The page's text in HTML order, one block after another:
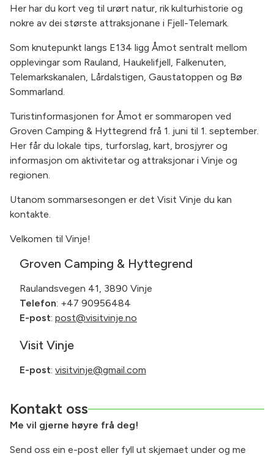
Her har du kort veg til urørt natur, rik kulturhistorie og
nokre av dei største attraksjonane i Fjell-Telemark.
Som knutepunkt langs E134 ligg Åmot sentralt mellom
opplevingar som Rauland, Haukelifjell, Falkenuten,
Telemarkskanalen, Lårdalstigen, Gaustatoppen og Bø
Sommarland.
Turistinformasjonen for Åmot er sommaropen ved
Groven Camping & Hyttegrend frå 1. juni til 1. september.
Her får du lokale tips, turforslag, kart, brosjyrer og
informasjon om aktivitetar og attraksjonar i Vinje og
regionen.
Utanom sommarsesongen er det Visit Vinje du kan
kontakte.
Velkomen til Vinje!
Groven Camping & Hyttegrend
Raulandsvegen 41, 3890 Vinje
Telefon: +47 90956484
E-post: post@visitvinje.no
Visit Vinje
E-post: visitvinje@gmail.com
Kontakt oss
Me vil gjerne høyre frå deg!
Send oss ein e-post eller fyll ut skjemaet under og me